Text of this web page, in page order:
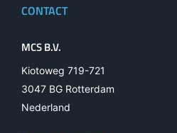
CONTACT
MCS B.V.
Kiotoweg 719-721
3047 BG Rotterdam
Nederland